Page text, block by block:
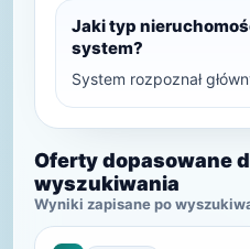
Jaki typ
system?
System rozpoznał
Oferty dopasowane
wyszukiwania
Wyniki zapisane po